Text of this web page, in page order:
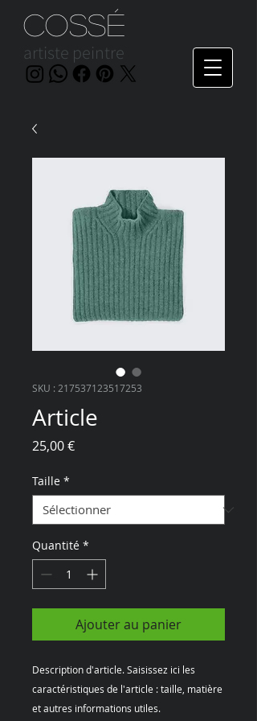
artiste peintre
Cossé
SKU : 217537123517253
Article
25,00 €Prix
Taille *
Quantité *
Ajouter au panier
Description d'article. Saisissez ici les
caractéristiques de l'article : taille, matière
et autres informations utiles.